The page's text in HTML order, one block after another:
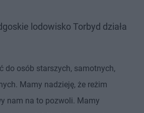
lodowisko Torbyd działa
do osób starszych, samotnych,
Mamy nadzieję, że reżim
nam na to pozwoli. Mamy